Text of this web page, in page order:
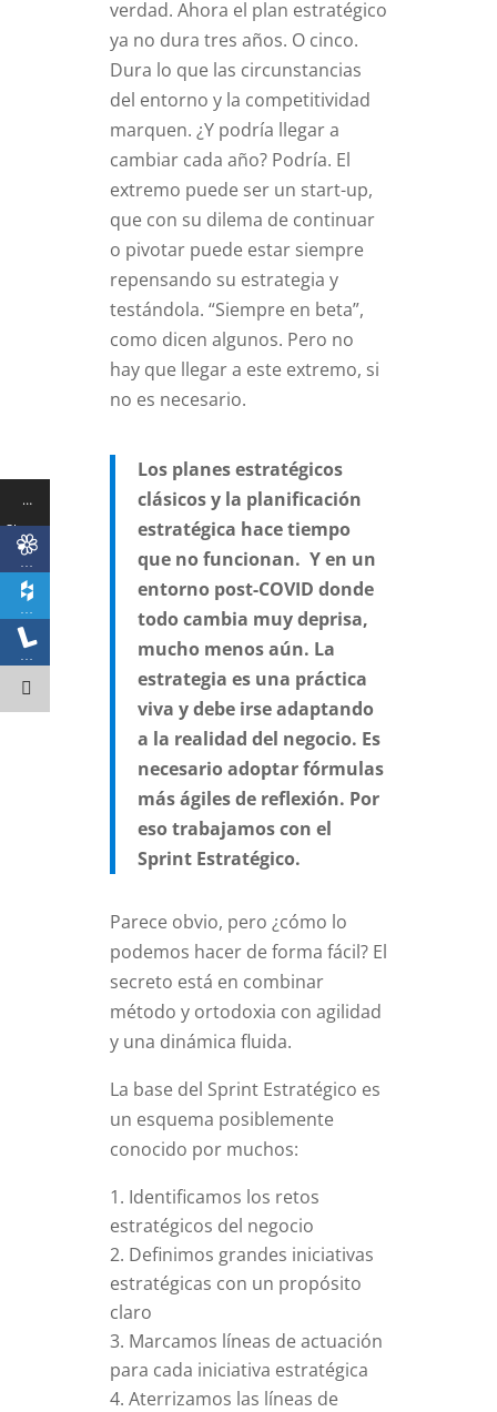
verdad. Ahora el plan estratégico
ya no dura tres años. O cinco.
Dura lo que las circunstancias
del entorno y la competitividad
marquen. ¿Y podría llegar a
cambiar cada año? Podría. El
extremo puede ser un start-up,
que con su dilema de continuar
o pivotar puede estar siempre
repensando su estrategia y
testándola. “Siempre en beta”,
como dicen algunos. Pero no
hay que llegar a este extremo, si
no es necesario.
Los planes estratégicos
clásicos y la planificación
estratégica hace tiempo
que no funcionan. Y en un
entorno post-COVID donde
todo cambia muy deprisa,
mucho menos aún. La
estrategia es una práctica
viva y debe irse adaptando
a la realidad del negocio. Es
necesario adoptar fórmulas
más ágiles de reflexión. Por
eso trabajamos con el
Sprint Estratégico.
Parece obvio, pero ¿cómo lo
podemos hacer de forma fácil? El
secreto está en combinar
método y ortodoxia con agilidad
y una dinámica fluida.
La base del Sprint Estratégico es
un esquema posiblemente
conocido por muchos:
Identificamos los retos
estratégicos del negocio
Definimos grandes iniciativas
estratégicas con un propósito
claro
Marcamos líneas de actuación
para cada iniciativa estratégica
Aterrizamos las líneas de
…
Shares